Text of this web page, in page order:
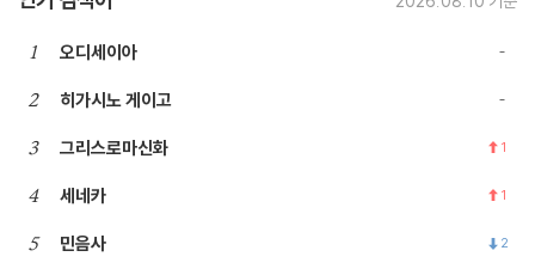
1 오디세이아
2 히가시노 게이고
3 그리스로마신화 1
4 세네카 1
5 민음사 2